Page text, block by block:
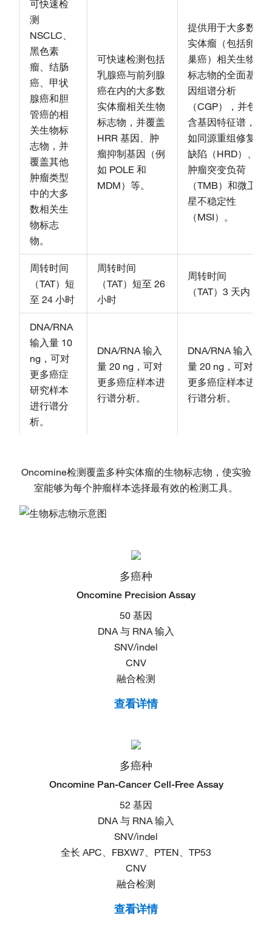
可快速检
测
NSCLC、
黑色素
瘤、结肠
癌、甲状
腺癌和胆
管癌的相
关生物标
志物，并
覆盖其他
肿瘤类型
中的大多
数相关生
物标志
物。
可快速检测包括
乳腺癌与前列腺
癌在内的大多数
实体瘤相关生物
标志物，并覆盖
HRR 基因、肿
瘤抑制基因（例
如 POLE 和
MDM）等。
提供用于大多数
实体瘤（包括卵
巢癌）相关生物
标志物的全面基
因组谱分析
（CGP），并包
含基因特征谱，
如同源重组修复
缺陷（HRD）、
肿瘤突变负荷
（TMB）和微卫
星不稳定性
（MSI）。
周转时间
（TAT）短
至 24 小时
周转时间
（TAT）短至 26
小时
周转时间
（TAT）3 天内
DNA/RNA
输入量 10
ng，可对
更多癌症
研究样本
进行谱分
析。
DNA/RNA 输入
量 20 ng，可对
更多癌症样本进
行谱分析。
DNA/RNA 输入
量 20 ng，可对
更多癌症样本进
行谱分析。
Oncomine检测覆盖多种实体瘤的生物标志物，使实验
室能够为每个肿瘤样本选择最有效的检测工具。
多癌种
Oncomine Precision Assay​
50 基因
DNA 与 RNA 输入
SNV/indel
CNV
融合检测
查看详情
多癌种
Oncomine Pan-Cancer Cell-Free Assay​
52 基因
DNA 与 RNA 输入
SNV/indel
全长 APC、FBXW7、PTEN、TP53
CNV
融合检测
查看详情